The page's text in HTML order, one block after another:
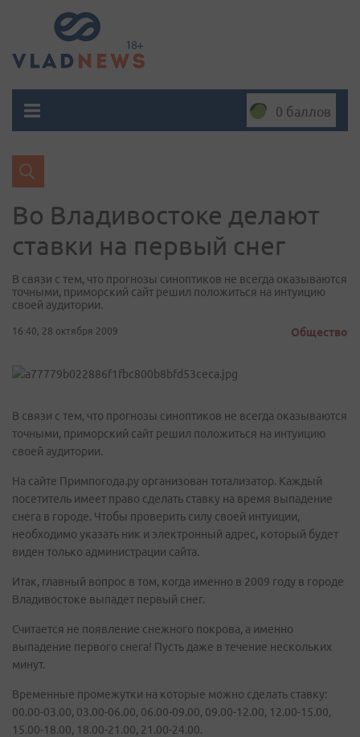
0 баллов
Во Владивостоке делают
ставки на первый снег
В связи с тем, что прогнозы синоптиков не всегда оказываются
точными, приморский сайт решил положиться на интуицию
своей аудитории.
16:40, 28 октября 2009 Общество
В связи с тем, что прогнозы синоптиков не всегда оказываются
точными, приморский сайт решил положиться на интуицию
своей аудитории.
На сайте Примпогода.ру организован тотализатор. Каждый
посетитель имеет право сделать ставку на время выпадение
снега в городе. Чтобы проверить силу своей интуиции,
необходимо указать ник и электронный адрес, который будет
виден только администрации сайта.
Итак, главный вопрос в том, когда именно в 2009 году в городе
Владивостоке выпадет первый снег.
Считается не появление снежного покрова, а именно
выпадение первого снега! Пусть даже в течение нескольких
минут.
Временные промежутки на которые можно сделать ставку:
00.00-03.00, 03.00-06.00, 06.00-09.00, 09.00-12.00, 12.00-15.00,
15.00-18.00, 18.00-21.00, 21.00-24.00.